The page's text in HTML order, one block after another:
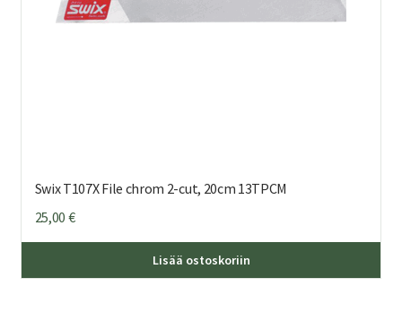
Swix T107X File chrom 2-cut, 20cm 13TPCM
25,00 €
Lisää ostoskoriin